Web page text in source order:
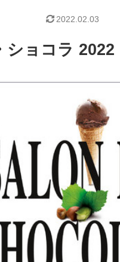
ョコラ 2022
2022.02.03